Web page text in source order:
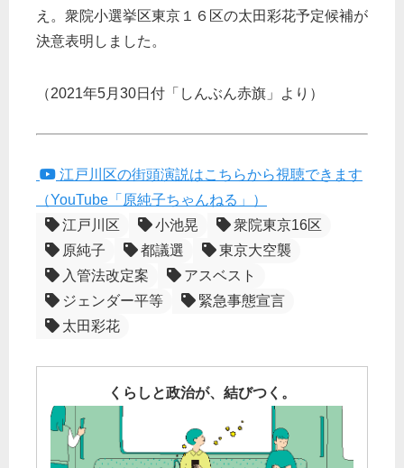
え。衆院小選挙区東京１６区の太田彩花予定候補が
決意表明しました。
（2021年5月30日付「しんぶん赤旗」より）
江戸川区の街頭演説はこちらから視聴できます
（YouTube「原純子ちゃんねる」）
江戸川区
小池晃
衆院東京16区
原純子
都議選
東京大空襲
入管法改定案
アスベスト
ジェンダー平等
緊急事態宣言
太田彩花
くらしと政治が、結びつく。